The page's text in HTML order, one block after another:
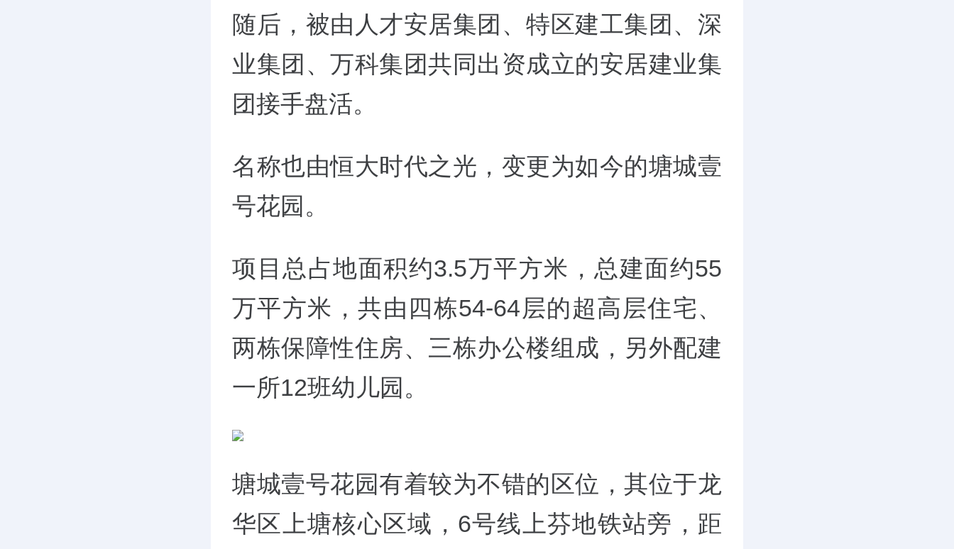
随后，被由人才安居集团、特区建工集团、深
业集团、万科集团共同出资成立的安居建业集
团接手盘活。
名称也由恒大时代之光，变更为如今的塘城壹
号花园。
项目总占地面积约3.5万平方米，总建面约55
万平方米，共由四栋54-64层的超高层住宅、
两栋保障性住房、三栋办公楼组成，另外配建
一所12班幼儿园。
塘城壹号花园有着较为不错的区位，其位于龙
华区上塘核心区域，6号线上芬地铁站旁，距